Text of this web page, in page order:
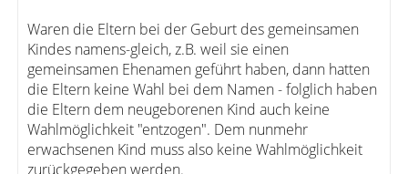
Waren die Eltern bei der Geburt des gemeinsamen
Kindes namens-gleich, z.B. weil sie einen
gemeinsamen Ehenamen geführt haben, dann hatten
die Eltern keine Wahl bei dem Namen - folglich haben
die Eltern dem neugeborenen Kind auch keine
Wahlmöglichkeit "entzogen". Dem nunmehr
erwachsenen Kind muss also keine Wahlmöglichkeit
zurückgegeben werden.